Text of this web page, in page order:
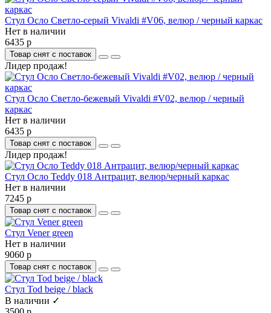
Стул Осло Светло-серый Vivaldi #V06, велюр / черный каркас
Нет в наличии
6435 р
Товар снят с поставок
Лидер продаж!
Стул Осло Светло-бежевый Vivaldi #V02, велюр / черный
каркас
Нет в наличии
6435 р
Товар снят с поставок
Лидер продаж!
Стул Осло Teddy 018 Антрацит, велюр/черный каркас
Нет в наличии
7245 р
Товар снят с поставок
Стул Vener green
Нет в наличии
9060 р
Товар снят с поставок
Стул Tod beige / black
В наличии ✓